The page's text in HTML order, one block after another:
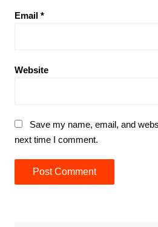
Email *
Website
Save my name, email, and
next time I comment.